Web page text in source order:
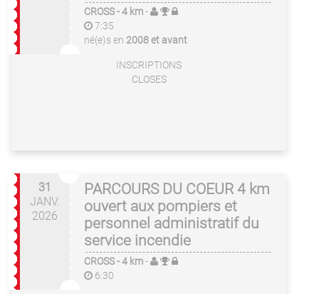
CROSS- 4 km-
7:35
né(e)s en 2008 et avant
INSCRIPTIONS
CLOSES
31
JANV.
2026
PARCOURS DU COEUR 4 km
ouvert aux pompiers et
personnel administratif du
service incendie
CROSS- 4 km-
6:30